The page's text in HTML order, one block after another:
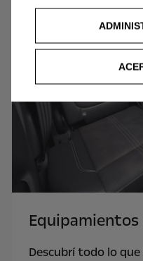
Equipamientos
Descubrí todo lo